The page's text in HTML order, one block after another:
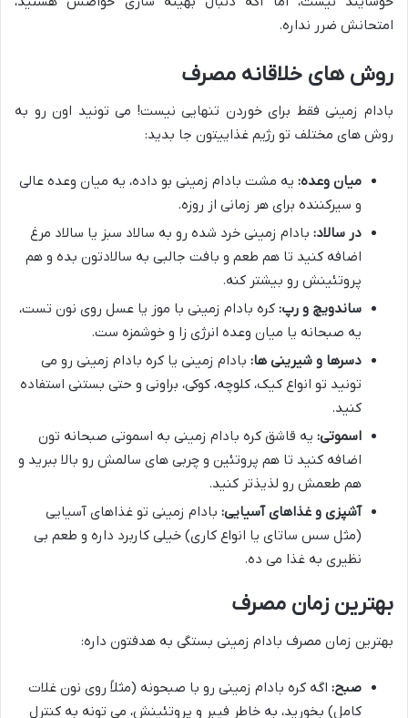
امتحانش ضرر نداره.
روش های خلاقانه مصرف
بادام زمینی فقط برای خوردن تنهایی نیست! می تونید اون رو به
روش های مختلف تو رژیم غذاییتون جا بدید:
میان وعده: یه مشت بادام زمینی بو داده، یه میان وعده عالی
و سیرکننده برای هر زمانی از روزه.
در سالاد: بادام زمینی خرد شده رو به سالاد سبز یا سالاد مرغ
اضافه کنید تا هم طعم و بافت جالبی به سالادتون بده و هم
پروتئینش رو بیشتر کنه.
ساندویچ و رپ: کره بادام زمینی با موز یا عسل روی نون تست،
یه صبحانه یا میان وعده انرژی زا و خوشمزه ست.
دسرها و شیرینی ها: بادام زمینی یا کره بادام زمینی رو می
تونید تو انواع کیک، کلوچه، کوکی، براونی و حتی بستنی استفاده
کنید.
اسموتی: یه قاشق کره بادام زمینی به اسموتی صبحانه تون
اضافه کنید تا هم پروتئین و چربی های سالمش رو بالا ببرید و
هم طعمش رو لذیذتر کنید.
آشپزی و غذاهای آسیایی: بادام زمینی تو غذاهای آسیایی
(مثل سس ساتای یا انواع کاری) خیلی کاربرد داره و طعم بی
نظیری به غذا می ده.
بهترین زمان مصرف
بهترین زمان مصرف بادام زمینی بستگی به هدفتون داره:
صبح: اگه کره بادام زمینی رو با صبحونه (مثلاً روی نون غلات
کامل) بخورید، به خاطر فیبر و پروتئینش، می تونه به کنترل